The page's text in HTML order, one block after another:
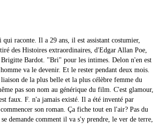
raconte. Il a 29 ans, il est assistant costumier,
des Histoires extraordinaires, d'Edgar Allan Poe,
Bardot. "Bri" pour les intimes. Delon n'en est
va le devenir. Et le rester pendant deux mois.
de la plus belle et la plus célèbre femme du
pas son nom au générique du film. C'est glamour,
faux. F. n'a jamais existé. Il a été inventé par
son roman. Ça fiche tout en l'air? Pas du
demande comment il va s'y prendre, le ver de terre,